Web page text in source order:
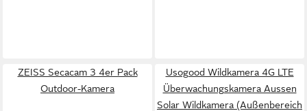
ZEISS Secacam 3 4er Pack
Outdoor-Kamera
Usogood Wildkamera 4G LTE
Überwachungskamera Aussen
Solar Wildkamera (Außenbereich